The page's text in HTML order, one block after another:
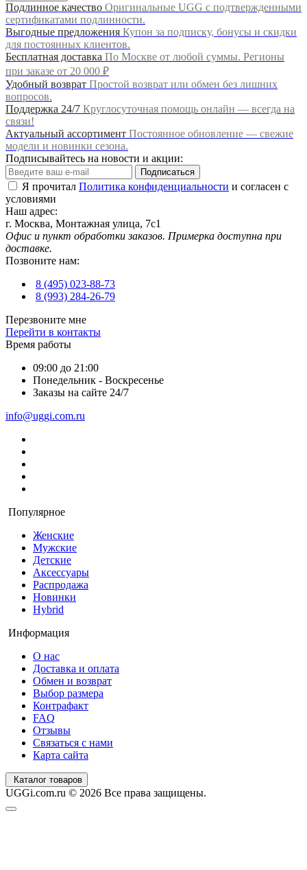
Подлинное качество Оригинальные UGG с подтвержденными
сертификатами подлинности.
Выгодные предложения Купон за подписку, бонусы и скидки
для постоянных клиентов.
Бесплатная доставка По Москве от любой суммы. Регионы
при заказе от 20 000 ₽
Удобный возврат Простой возврат или обмен без лишних
вопросов.
Поддержка 24/7 Круглосуточная помощь онлайн — всегда на
связи!
Актуальный ассортимент Постоянное обновление — свежие
модели и новинки сезона.
Подписывайтесь на новости и акции:
Подписаться
Я прочитал Политика конфиденциальности и согласен с
условиями
Наш адрес:
г. Москва, Монтажная улица, 7с1
Офис и пункт обработки заказов. Примерка доступна при
доставке.
Позвоните нам:
8 (495) 023-88-73
8 (993) 284-26-79
Перезвоните мне
Перейти в контакты
Время работы
09:00 до 21:00
Понедельник - Воскресенье
Заказы на сайте 24/7
info@uggi.com.ru
Популярное
Женские
Мужские
Детские
Аксессуары
Распродажа
Новинки
Hybrid
Информация
О нас
Доставка и оплата
Обмен и возврат
Выбор размера
Контрафакт
FAQ
Отзывы
Связаться с нами
Карта сайта
Каталог товаров
UGGi.com.ru © 2026 Все права защищены.